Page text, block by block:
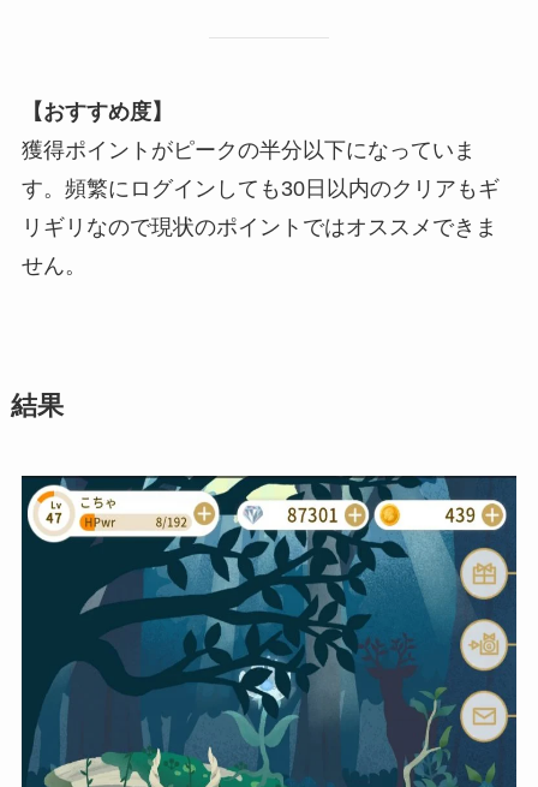
【おすすめ度】
獲得ポイントがピークの半分以下になっていま
す。頻繁にログインしても30日以内のクリアもギ
リギリなので現状のポイントではオススメできま
せん。
結果